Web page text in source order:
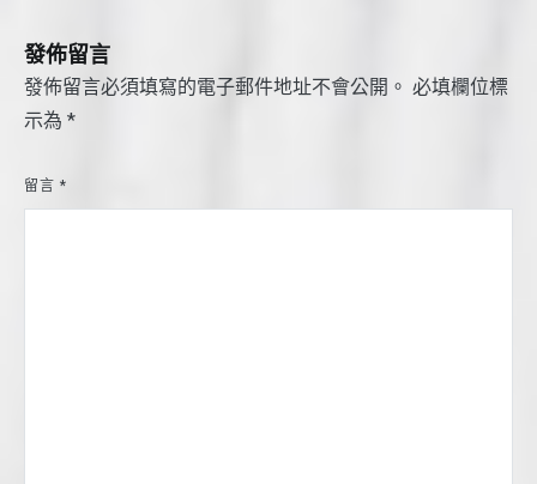
覽
發佈留言
發佈留言必須填寫的電子郵件地址不會公開。 必填欄位標
示為 *
留言 *